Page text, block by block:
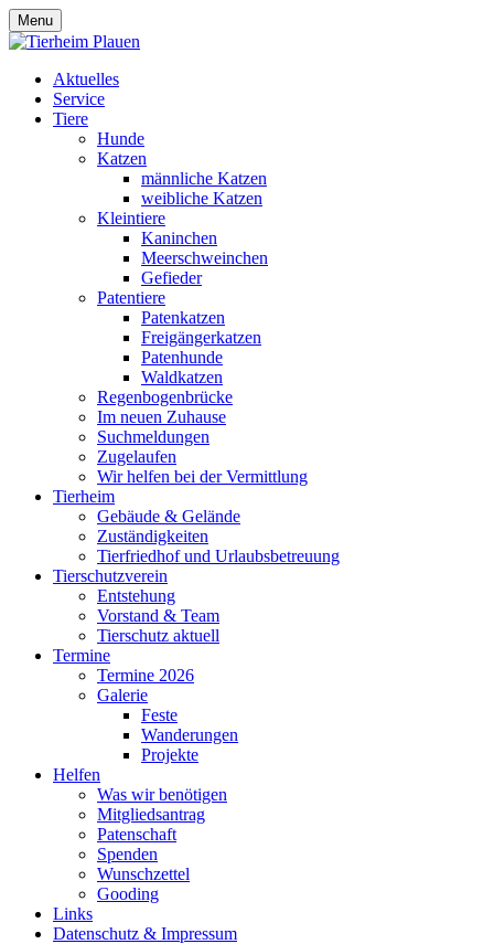
Menu
Aktuelles
Service
Tiere
Hunde
Katzen
männliche Katzen
weibliche Katzen
Kleintiere
Kaninchen
Meerschweinchen
Gefieder
Patentiere
Patenkatzen
Freigängerkatzen
Patenhunde
Waldkatzen
Regenbogenbrücke
Im neuen Zuhause
Suchmeldungen
Zugelaufen
Wir helfen bei der Vermittlung
Tierheim
Gebäude & Gelände
Zuständigkeiten
Tierfriedhof und Urlaubsbetreuung
Tierschutzverein
Entstehung
Vorstand & Team
Tierschutz aktuell
Termine
Termine 2026
Galerie
Feste
Wanderungen
Projekte
Helfen
Was wir benötigen
Mitgliedsantrag
Patenschaft
Spenden
Wunschzettel
Gooding
Links
Datenschutz & Impressum